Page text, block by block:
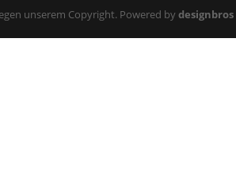
unserem Copyright. Powered bydesignbros